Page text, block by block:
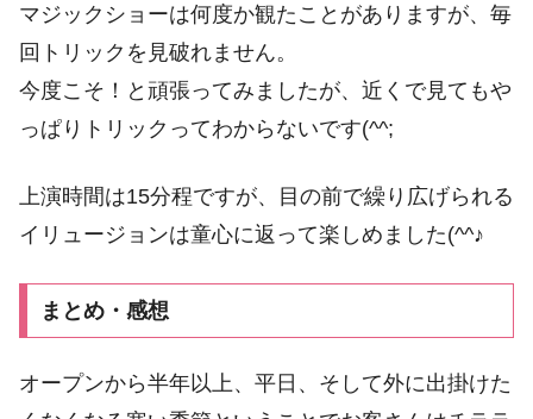
マジックショーは何度か観たことがありますが、毎
回トリックを見破れません。
今度こそ！と頑張ってみましたが、近くで見てもや
っぱりトリックってわからないです(^^;
上演時間は15分程ですが、目の前で繰り広げられる
イリュージョンは童心に返って楽しめました(^^♪
まとめ・感想
オープンから半年以上、平日、そして外に出掛けた